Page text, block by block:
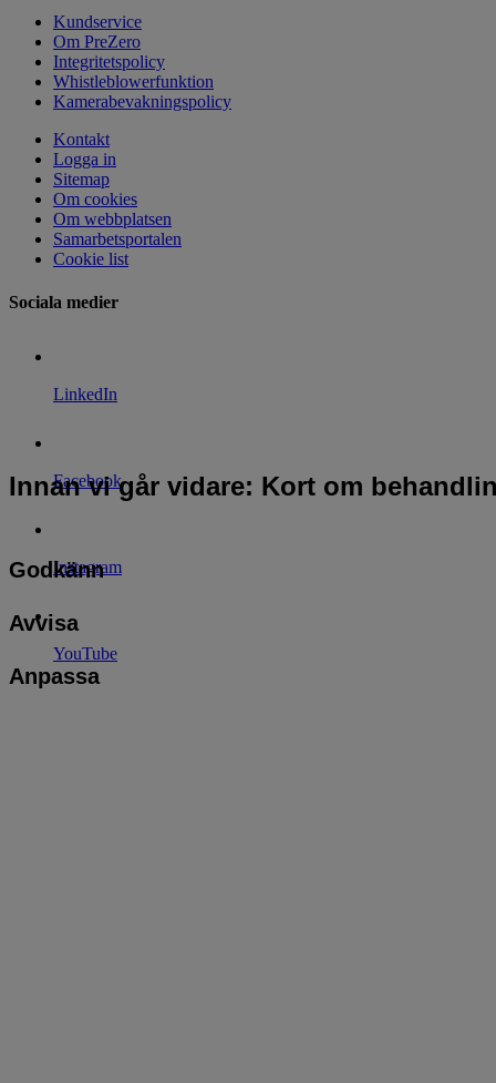
Innan vi går vidare: Kort om
Anpassa
Avvisa
Godkänn
Kundservice
Om PreZero
Integritetspolicy
Whistleblowerfunktion
Kamerabevakningspolicy
Kontakt
Logga in
Sitemap
Om cookies
Om webbplatsen
Samarbetsportalen
Cookie list
Sociala medier
LinkedIn
Facebook
Instagram
YouTube